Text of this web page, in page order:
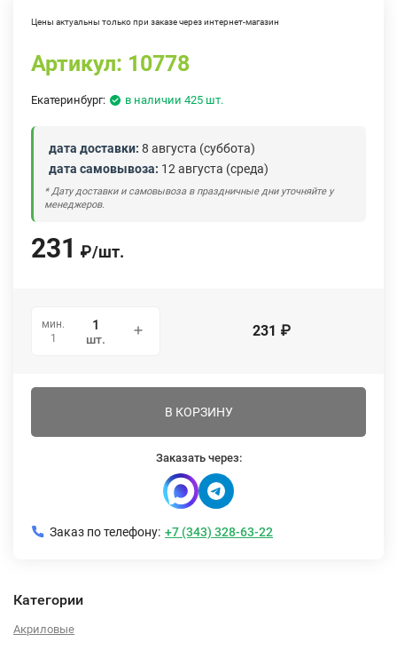
Цены актуальны только при заказе через интернет-магазин
Артикул: 10778
Екатеринбург: в наличии 425 шт.
дата доставки: 8 августа (суббота)
дата самовывоза: 12 августа (среда)
* Дату доставки и самовывоза в праздничные дни уточняйте у
менеджеров.
231 ₽/шт.
мин.
1
шт. 231 ₽
В КОРЗИНУ
Заказать через:
Заказ по телефону: +7 (343) 328-63-22
Категории
Акриловые